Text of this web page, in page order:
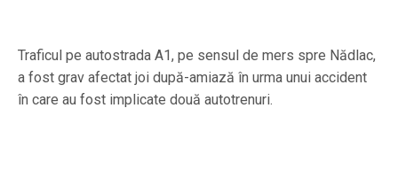
Traficul pe autostrada A1, pe sensul de mers spre Nădlac,
a fost grav afectat joi după-amiază în urma unui accident
în care au fost implicate două autotrenuri.